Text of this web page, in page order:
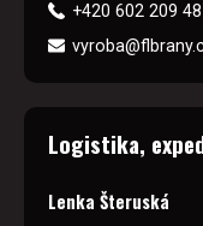
+420 602 209
Logistika,
Lenka Šteruská